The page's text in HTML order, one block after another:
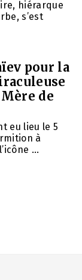
hiérarque
s’est
pour la
de
eu lieu le 5
à
...